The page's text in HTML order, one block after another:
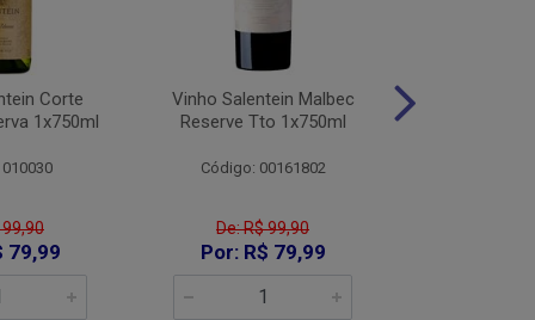
Corte
1x750ml
99,90
79,99
Vinho Salentein Malbec
Reserve Tto 1x750ml
Código: 00161802
De: R$ 99,90
Por: R$ 79,99